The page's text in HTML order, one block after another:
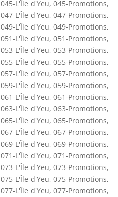
045-L'Île d'Yeu, 045-Promotions,
047-L'Île d'Yeu, 047-Promotions,
049-L'Île d'Yeu, 049-Promotions,
051-L'Île d'Yeu, 051-Promotions,
053-L'Île d'Yeu, 053-Promotions,
055-L'Île d'Yeu, 055-Promotions,
057-L'Île d'Yeu, 057-Promotions,
059-L'Île d'Yeu, 059-Promotions,
061-L'Île d'Yeu, 061-Promotions,
063-L'Île d'Yeu, 063-Promotions,
065-L'Île d'Yeu, 065-Promotions,
067-L'Île d'Yeu, 067-Promotions,
069-L'Île d'Yeu, 069-Promotions,
071-L'Île d'Yeu, 071-Promotions,
073-L'Île d'Yeu, 073-Promotions,
075-L'Île d'Yeu, 075-Promotions,
077-L'Île d'Yeu, 077-Promotions,